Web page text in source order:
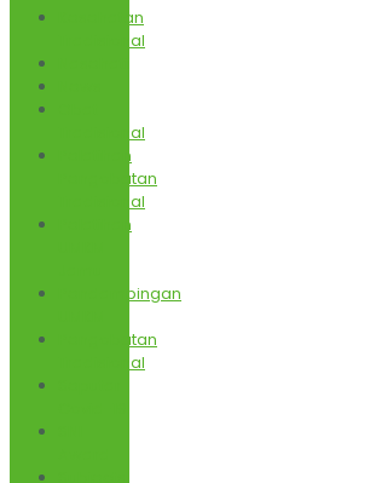
Kesehatan
Tradisional
Tradisional
Pelatihan
Pengobatan
Tradisional
Pelatihan
Pendampingan
Pengobatan
Tradisional